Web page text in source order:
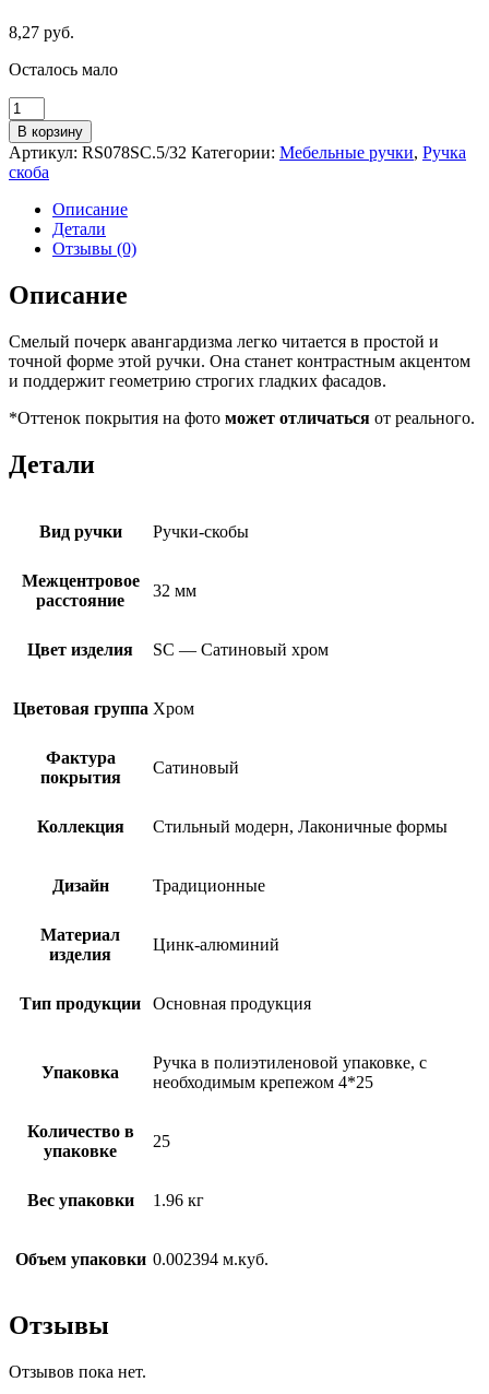
8,27 руб.
Осталось мало
Количество
товара
Мебельная
ручка
ПРАКТИК
RS073SC.5
RS078SC.5
Сатиновый
хром)
В корзину
Артикул: RS078SC.5/32 Категории: Мебельные ручки, Ручка
скоба
Описание
Детали
Отзывы (0)
Описание
Смелый почерк авангардизма легко читается в простой и
точной форме этой ручки. Она станет контрастным акцентом
и поддержит геометрию строгих гладких фасадов.
*Оттенок покрытия на фото может отличаться от реального.
Детали
Вид ручки Ручки-скобы
Межцентровое
расстояние
32 мм
Цвет изделия SC — Сатиновый хром
Цветовая группа Хром
Фактура
покрытия
Сатиновый
Коллекция Стильный модерн, Лаконичные формы
Дизайн Традиционные
Материал
изделия
Цинк-алюминий
Тип продукции Основная продукция
Упаковка
Ручка в полиэтиленовой упаковке, с
необходимым крепежом 4*25
Количество в
упаковке
25
Вес упаковки 1.96 кг
Объем упаковки 0.002394 м.куб.
Отзывы
Отзывов пока нет.